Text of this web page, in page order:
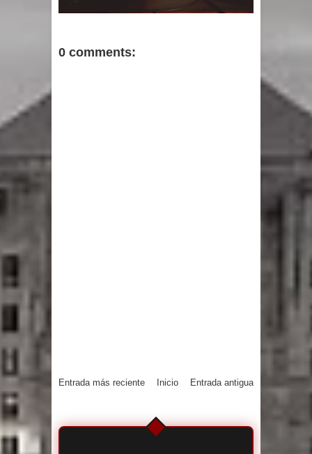
0 comments:
Entrada más reciente Entrada antigua
Inicio